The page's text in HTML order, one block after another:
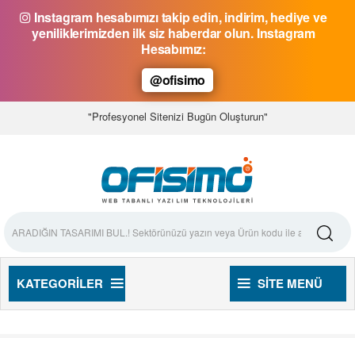
Instagram hesabımızı takip edin, indirim, hediye ve
yeniliklerimizden ilk siz haberdar olun. Instagram
Hesabımız:
@ofisimo
"Profesyonel Sitenizi Bugün Oluşturun"
KATEGORILER SITE MENÜ